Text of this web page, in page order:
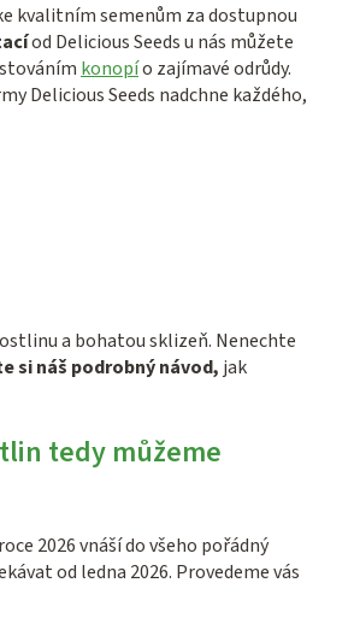
kvalitním semenům za dostupnou
od Delicious Seeds u nás můžete
konopío zajímavé odrůdy.
Delicious Seeds nadchne každého,
a bohatou sklizeň. Nenechte
si náš podrobný návod, jak
tedy můžeme
2026 vnáší do všeho pořádný
od ledna 2026. Provedeme vás